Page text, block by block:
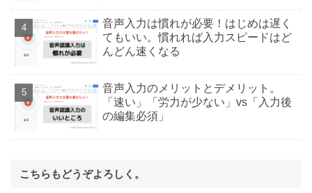
音声入力は慣れが必要！はじめは遅く
てもいい。慣れれば入力スピードはど
んどん速くなる
音声入力のメリットとデメリット。
「速い」「労力が少ない」vs「入力後
の編集必須」
こちらもどうぞよろしく。